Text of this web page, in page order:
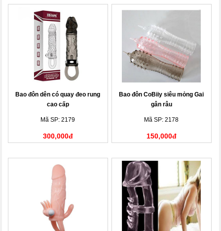
Bao đôn dên có quay đeo rung
cao cấp
Mã SP: 2179
300,000đ
Bao đôn CoBiiy siêu mỏng Gai
gân râu
Mã SP: 2178
150,000đ